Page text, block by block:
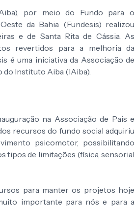
por meio do Fundo para o
da Bahia (Fundesis) realizou
e de Santa Rita de Cássia. As
revertidos para a melhoria da
é uma iniciativa da Associação de
do Instituto Aiba (IAiba).
na Associação de Pais e
recursos do fundo social adquiriu
psicomotor, possibilitando
tipos de limitações (física, sensorial
para manter os projetos hoje
importante para nós e para a